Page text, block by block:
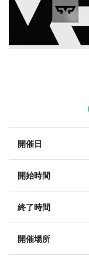
開催日
開始時間
終了時間
開催場所